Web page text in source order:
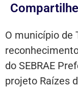
O município de
do SEBRAE
projeto Raízes